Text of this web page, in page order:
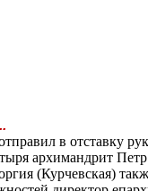
в отставку
архимандрит
(Курчевская)